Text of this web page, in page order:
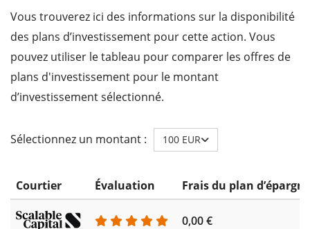
Vous trouverez ici des informations sur la disponibilité
des plans d’investissement pour cette action. Vous
pouvez utiliser le tableau pour comparer les offres de
plans d'investissement pour le montant
d’investissement sélectionné.
Sélectionnez un montant : 100 EUR
Courtier Évaluation Frais du plan d’épargne
0,00 €